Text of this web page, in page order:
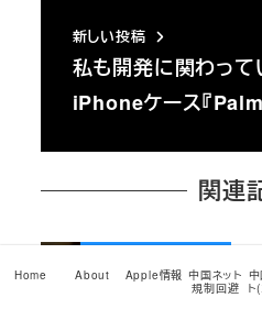
新しい投稿
私も開発に関わっ
iPhoneケース『
関連
Home About Apple情報 中国ネット
規制回避
ト